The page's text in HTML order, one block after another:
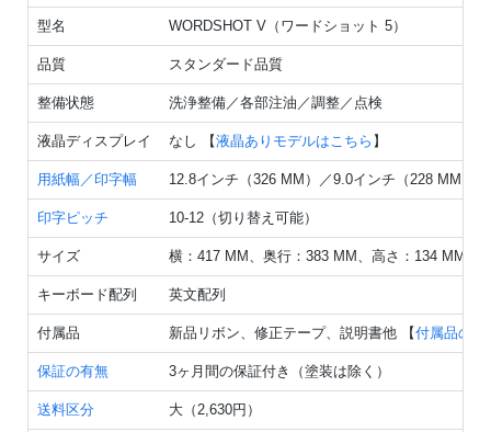
型名 WORDSHOT V（ワードショット 5）
品質 スタンダード品質
整備状態 洗浄整備／各部注油／調整／点検
液晶ディスプレイ なし 【液晶ありモデルはこちら 】
用紙幅／印字幅 12.8インチ（326 MM）／9.0インチ（228 MM）
印字ピッチ 10-12（切り替え可能）
サイズ 横：417 MM、奥行：383 MM、高さ：134 MM、
キーボード配列 英文配列
付属品 新品リボン、修正テープ、説明書他 【付属品の詳
保証の有無 3ヶ月間の保証付き（塗装は除く）
送料区分 大（2,630円）